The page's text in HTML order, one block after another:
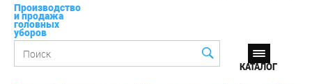
Производство
и продажа
головных
уборов